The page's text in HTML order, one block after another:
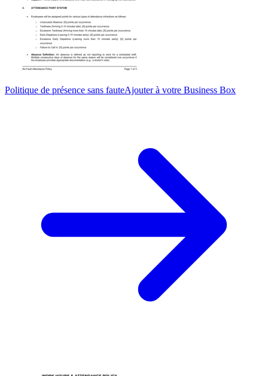
Politique de présence sans fauteAjouter à votre Business Box